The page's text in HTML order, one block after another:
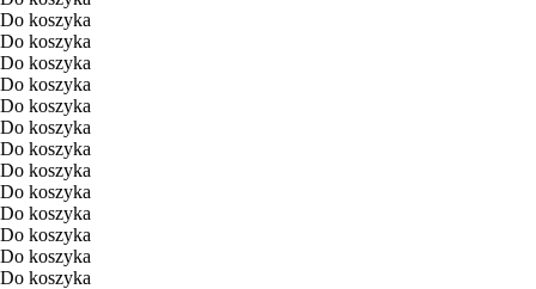
Do koszyka
Do koszyka
Do koszyka
Do koszyka
Do koszyka
Do koszyka
Do koszyka
Do koszyka
Do koszyka
Do koszyka
Do koszyka
Do koszyka
Do koszyka